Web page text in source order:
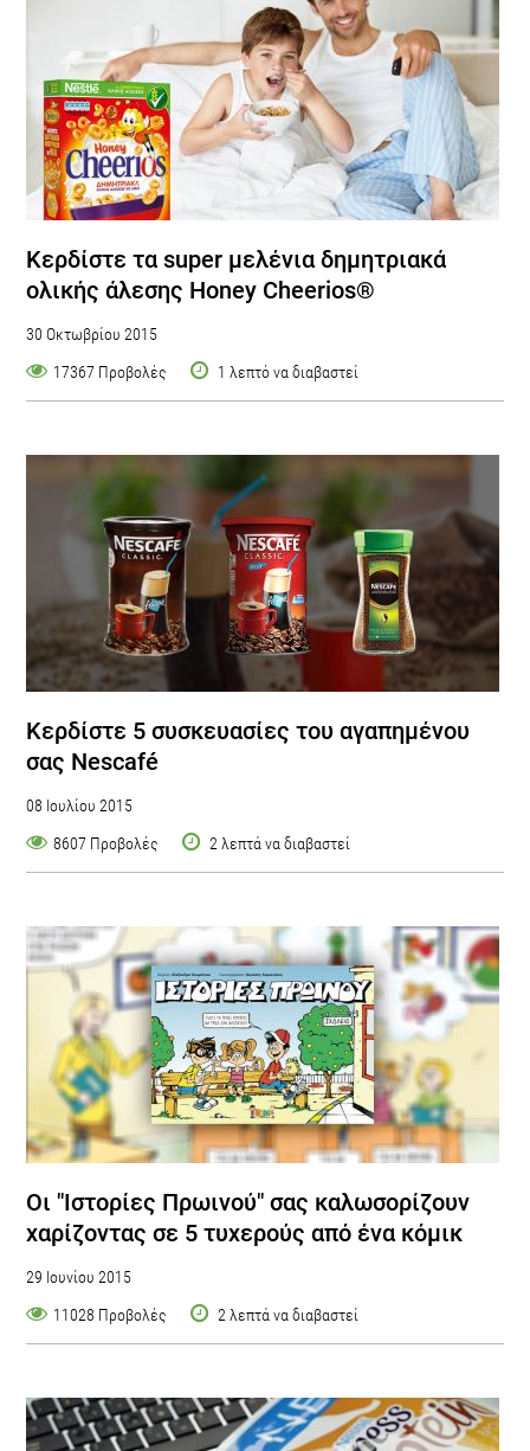
Κερδίστε τα super μελένια δημητριακά
ολικής άλεσης Honey Cheerios®
30 Οκτωβρίου 2015
17367 Προβολές
1 λεπτό να διαβαστεί
Κερδίστε 5 συσκευασίες του αγαπημένου
σας Nescafé
08 Ιουλίου 2015
8607 Προβολές
2 λεπτά να διαβαστεί
Οι "Ιστορίες Πρωινού" σας καλωσορίζουν
χαρίζοντας σε 5 τυχερούς από ένα κόμικ
29 Ιουνίου 2015
11028 Προβολές
2 λεπτά να διαβαστεί